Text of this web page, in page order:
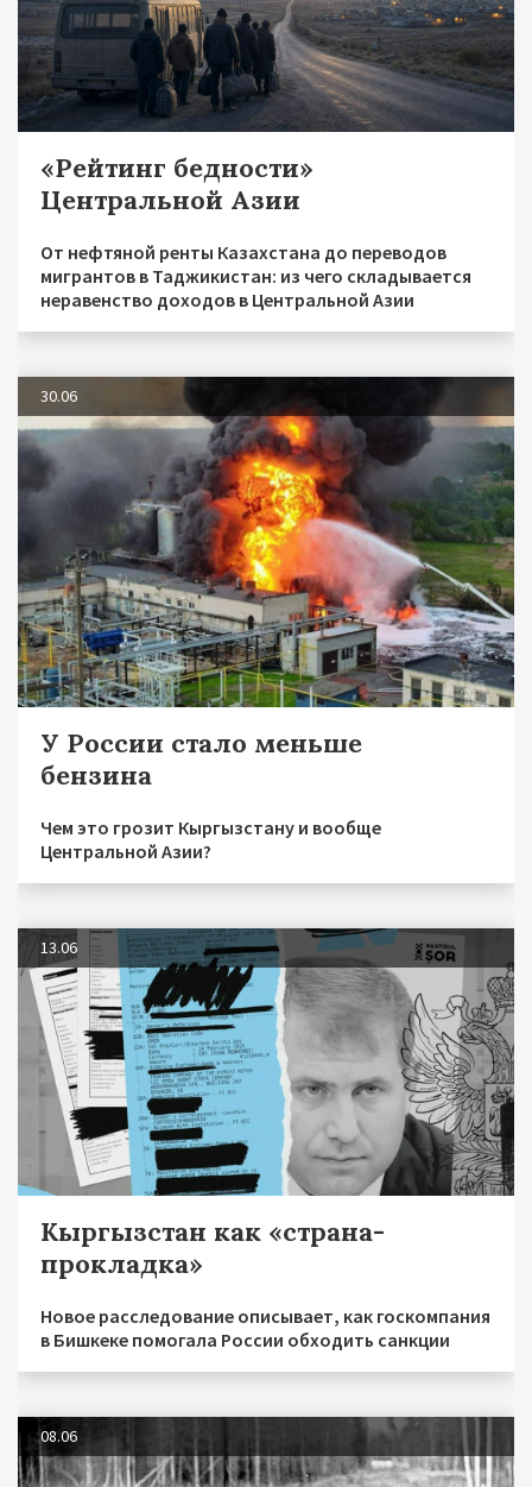
«Рейтинг бедности»
Центральной Азии
От нефтяной ренты Казахстана до переводов
мигрантов в Таджикистан: из чего складывается
неравенство доходов в Центральной Азии
30.06
У России стало меньше
бензина
Чем это грозит Кыргызстану и вообще
Центральной Азии?
13.06
Кыргызстан как «страна-
прокладка»
Новое расследование описывает, как госкомпания
в Бишкеке помогала России обходить санкции
08.06